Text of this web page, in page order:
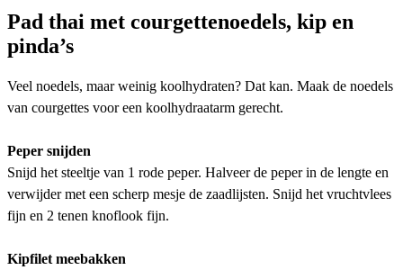
Pad thai met courgettenoedels, kip en
pinda’s
Veel noedels, maar weinig koolhydraten? Dat kan. Maak de noedels
van courgettes voor een koolhydraatarm gerecht.
Peper snijden
Snijd het steeltje van 1 rode peper. Halveer de peper in de lengte en
verwijder met een scherp mesje de zaadlijsten. Snijd het vruchtvlees
fijn en 2 tenen knoflook fijn.
Kipfilet meebakken